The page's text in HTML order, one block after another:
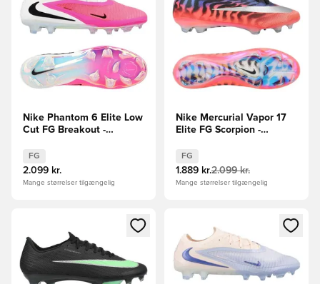
Nike Phantom 6 Elite Low
Cut FG Breakout -
FG
2.099 kr.
Mange størrelser tilgængelig
Nike Mercurial Vapor 17
Elite FG Scorpion -
EDITION
FG
1.889 kr.2.099 kr.
Mange størrelser tilgængelig
Åbner en Modal til at logge ind eller tilmelde dig som
Åbner en Modal til at logge